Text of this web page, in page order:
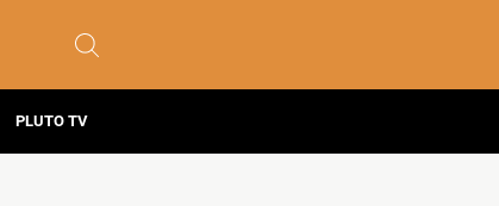
PLUTO TV